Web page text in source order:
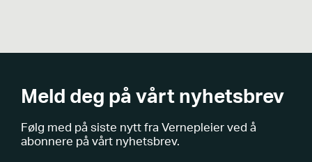
Meld deg på vårt nyhetsbrev
Følg med på siste nytt fra Vernepleier ved å
abonnere på vårt nyhetsbrev.